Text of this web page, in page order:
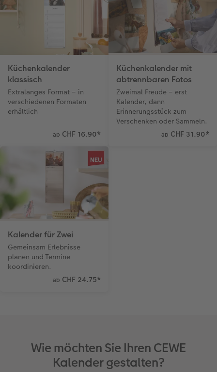
Kundenbeispiele
Kundengeschichten
Coffeetable Book «Art Collection»
CEWE FOTOBUCH per PDF
Zubehör
Hartschaum
Mehrteiler
Wandgestaltung
CEWE Geschenkgutschein
Foto-Leckerlidose
Neuheiten
Küchenkalender
klassisch
Extralanges Format – in
verschiedenen Formaten
erhältlich
ab CHF 16.90*
Küchenkalender mit
abtrennbaren Fotos
Zweimal Freude – erst
Kalender, dann
Erinnerungsstück zum
Verschenken oder Sammeln.
ab CHF 31.90*
Kalender für Zwei
Gemeinsam Erlebnisse
planen und Termine
koordinieren.
ab CHF 24.75*
Wie möchten Sie Ihren CEWE
Kalender gestalten?